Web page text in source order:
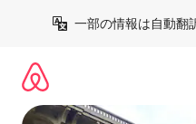
一部の情報は自動翻